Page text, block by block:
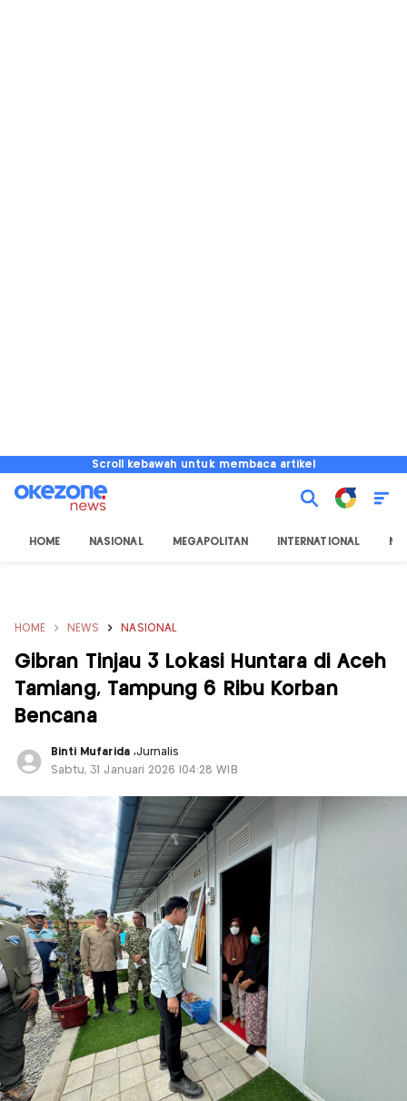
Scroll kebawah untuk membaca artikel
HOME NASIONAL MEGAPOLITAN INTERNATIONAL
HOME NEWS NASIONAL
Gibran Tinjau 3 Lokasi Huntara di Aceh
Tamiang, Tampung 6 Ribu Korban
Bencana
Binti Mufarida ,Jurnalis
Sabtu, 31 Januari 2026 |04:28 WIB